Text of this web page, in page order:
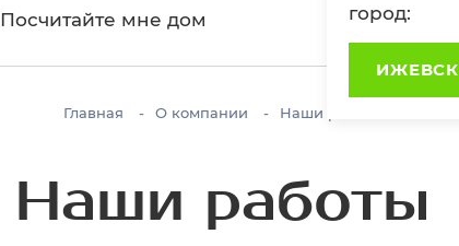
Посчитайте мне дом
город:
ИЖЕВСК
Главная О компании Наши работы
Наши работы